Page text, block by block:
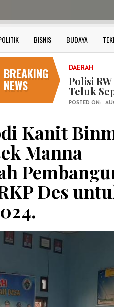
BISNIS BUDAYA
BREAKING
NEWS
HUKUM
Bagikan
POSTED ON:
Kanit
Manna
Des